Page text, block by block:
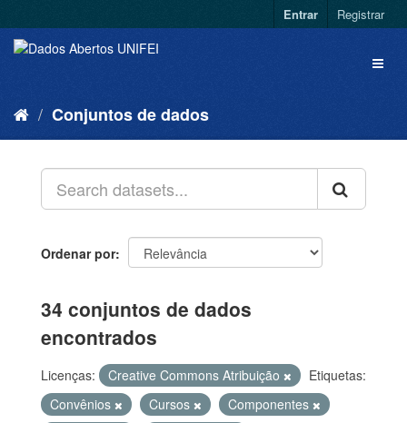
Entrar Registrar
Conjuntos de dados
Ordenar por
34 conjuntos de dados
encontrados
Licenças: Creative Commons Atribuição
Etiquetas:
Convênios
Cursos
Componentes